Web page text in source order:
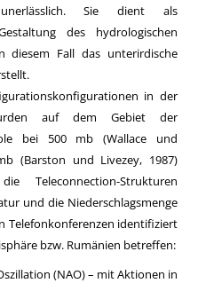
unerlässlich. Sie dient als
des hydrologischen
diesem Fall das unterirdische
in der
auf dem Gebiet der
bei 500 mb (Wallace und
(Barston und Livezey, 1987)
Teleconnection-Strukturen
und die Niederschlagsmenge
Telefonkonferenzen identifiziert
bzw. Rumänien betreffen:
(NAO) – mit Aktionen in